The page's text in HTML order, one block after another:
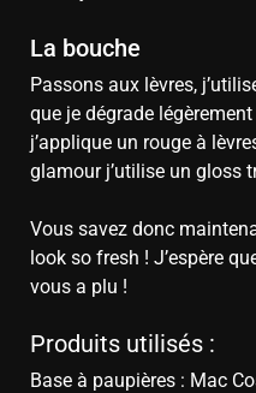
La bouche
Passons aux lèvres,
que je dégrade
j’applique un rouge à
glamour j’utilise un gloss
Vous savez donc
look so fresh ! J’espère
vous a plu !
Produits utilisés :
Base à paupières : Mac